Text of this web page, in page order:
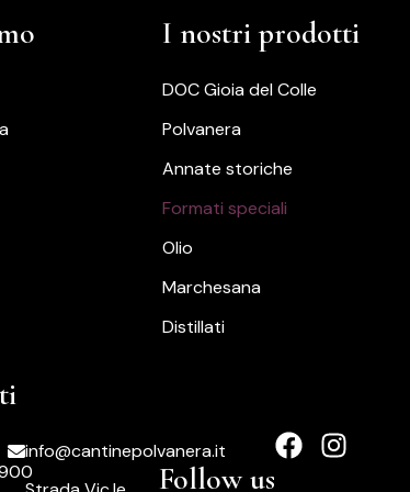
I nostri prodotti
DOC Gioia del Colle
Polvanera
Annate storiche
Formati speciali
Olio
Marchesana
Distillati
info@cantinepolvanera.it
Follow us